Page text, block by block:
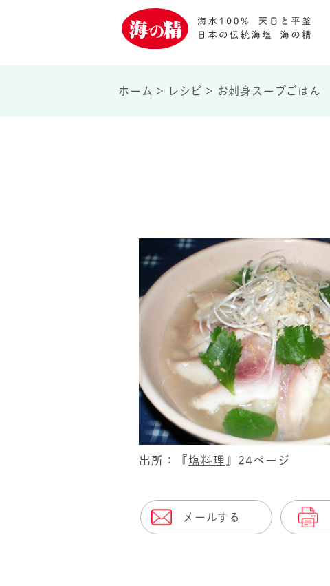
ホーム > レシピ > お刺身スープごはん
出所：『塩料理 』24ページ
メールする